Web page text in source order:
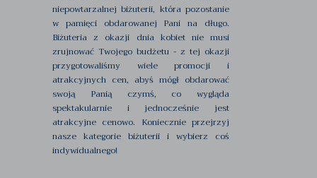
niepowtarzalnej biżuterii, która pozostanie
w pamięci obdarowanej Pani na długo.
Biżuteria z okazji dnia kobiet nie musi
zrujnować Twojego budżetu - z tej okazji
przygotowaliśmy wiele promocji i
atrakcyjnych cen, abyś mógł obdarować
swoją Panią czymś, co wygląda
spektakularnie i jednocześnie jest
atrakcyjne cenowo. Koniecznie przejrzyj
nasze kategorie biżuterii i wybierz coś
indywidualnego!